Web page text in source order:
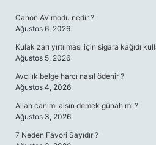
Canon AV modu nedir ?
Ağustos 6, 2026
Kulak zarı yırtılması için sigara kağıdı
Ağustos 5, 2026
Avcılık belge harcı nasıl ödenir ?
Ağustos 4, 2026
Allah canımı alsın demek günah mı ?
Ağustos 3, 2026
7 Neden Favori Sayıdır ?